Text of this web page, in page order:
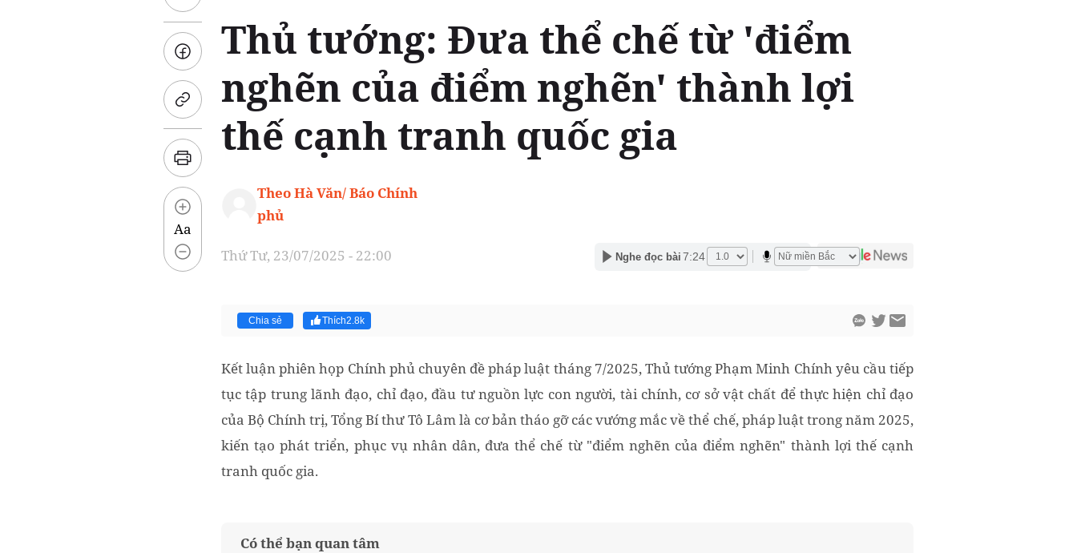
Aa
Thủ tướng: Đưa thể chế từ 'điểm
nghẽn của điểm nghẽn' thành lợi
thế cạnh tranh quốc gia
Theo Hà Văn/ Báo Chính
phủ
Thứ Tư, 23/07/2025 - 22:00 Nghe đọc bài 7:24
Chia sẻ Thích2.8k
Kết luận phiên họp Chính phủ chuyên đề pháp luật tháng 7/2025, Thủ tướng Phạm Minh Chính yêu cầu tiếp
tục tập trung lãnh đạo, chỉ đạo, đầu tư nguồn lực con người, tài chính, cơ sở vật chất để thực hiện chỉ đạo
của Bộ Chính trị, Tổng Bí thư Tô Lâm là cơ bản tháo gỡ các vướng mắc về thể chế, pháp luật trong năm 2025,
kiến tạo phát triển, phục vụ nhân dân, đưa thể chế từ "điểm nghẽn của điểm nghẽn" thành lợi thế cạnh
tranh quốc gia.
Có thể bạn quan tâm